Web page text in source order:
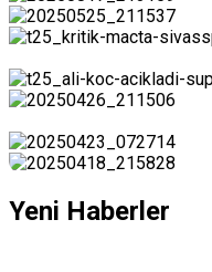
Yeni Haberler